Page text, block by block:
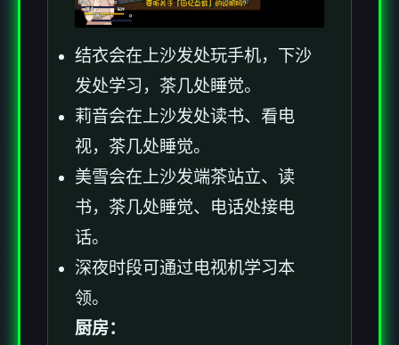
结衣会在上沙发处玩手机，下沙
发处学习，茶几处睡觉。
莉音会在上沙发处读书、看电
视，茶几处睡觉。
美雪会在上沙发端茶站立、读
书，茶几处睡觉、电话处接电
话。
深夜时段可通过电视机学习本
领。
厨房：